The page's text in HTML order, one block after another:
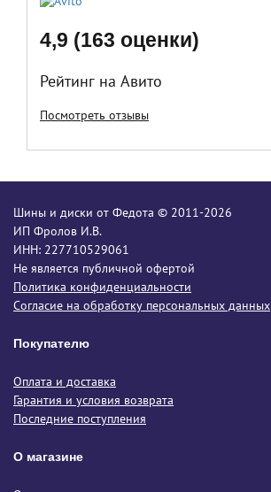
4,9 (163 оценки)
Рейтинг на Авито
Посмотреть отзывы
Шины и диски от Федота © 2011-2026
ИП Фролов И.В.
ИНН: 227710529061
Не является публичной офертой
Политика конфиденциальности
Согласие на обработку персональных данных
Покупателю
Оплата и доставка
Гарантия и условия возврата
Последние поступления
О магазине